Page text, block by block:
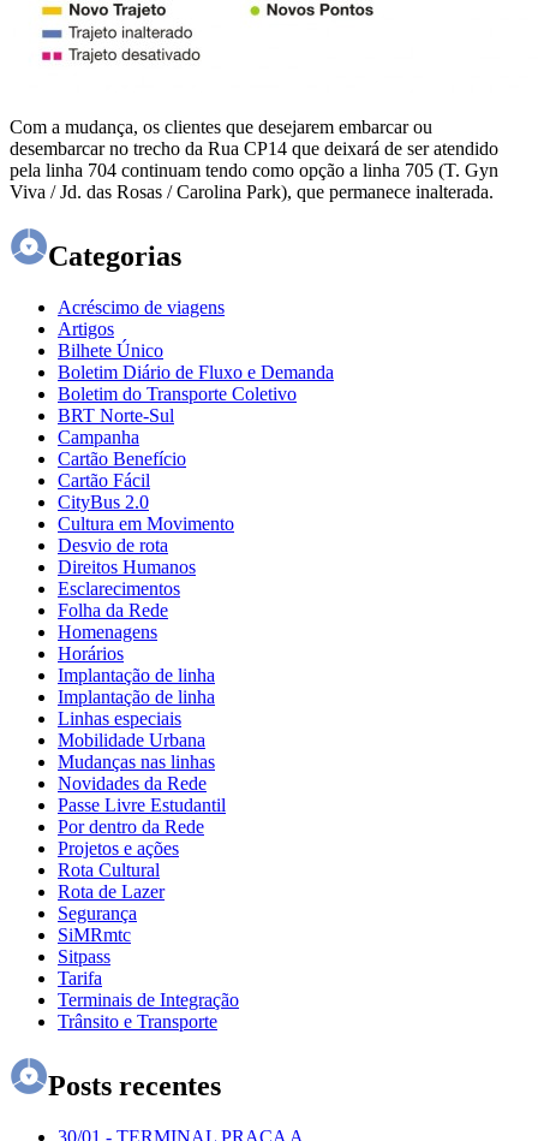
Com a mudança, os clientes que desejarem embarcar ou
desembarcar no trecho da Rua CP14 que deixará de ser atendido
pela linha 704 continuam tendo como opção a linha 705 (T. Gyn
Viva / Jd. das Rosas / Carolina Park), que permanece inalterada.
Categorias
Acréscimo de viagens
Artigos
Bilhete Único
Boletim Diário de Fluxo e Demanda
Boletim do Transporte Coletivo
BRT Norte-Sul
Campanha
Cartão Benefício
Cartão Fácil
CityBus 2.0
Cultura em Movimento
Desvio de rota
Direitos Humanos
Esclarecimentos
Folha da Rede
Homenagens
Horários
Implantação de linha
Implantação de linha
Linhas especiais
Mobilidade Urbana
Mudanças nas linhas
Novidades da Rede
Passe Livre Estudantil
Por dentro da Rede
Projetos e ações
Rota Cultural
Rota de Lazer
Segurança
SiMRmtc
Sitpass
Tarifa
Terminais de Integração
Trânsito e Transporte
Posts recentes
30/01 - TERMINAL PRAÇA A